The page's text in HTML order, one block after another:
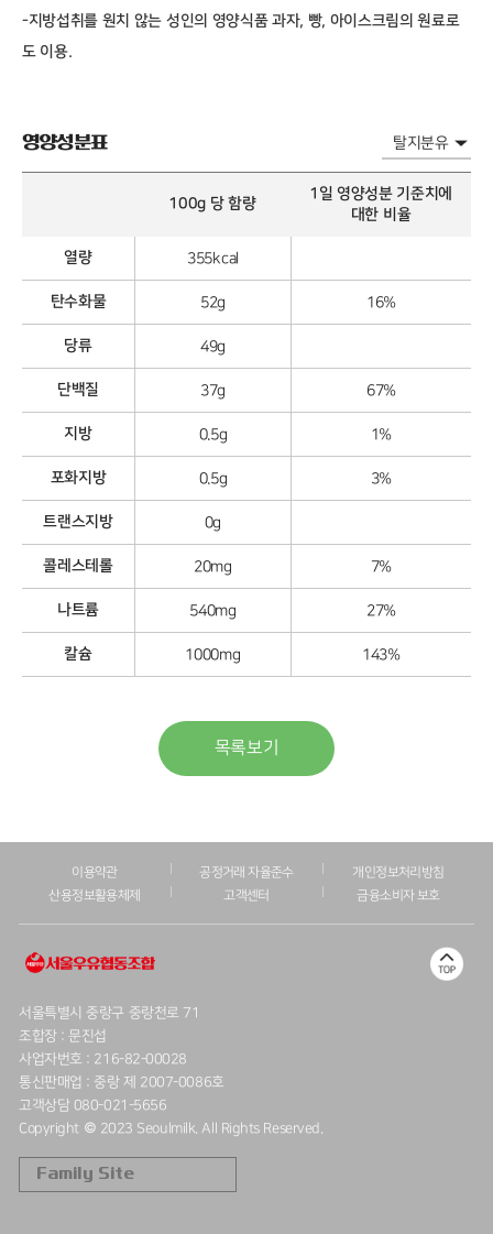
-지방섭취를 원치 않는 성인의 영양식품 과자, 빵, 아이스크림의 원료로
도 이용.
영양성분표
100g 당 함량
1일 영양성분 기준치에
대한 비율
열량 355kcal
탄수화물 52g 16%
당류 49g
단백질 37g 67%
지방 0.5g 1%
포화지방 0.5g 3%
트랜스지방 0g
콜레스테롤 20mg 7%
나트륨 540mg 27%
칼슘 1000mg 143%
목록보기
이용약관 공정거래 자율준수
개인정보처리방침
산용정보활용체제
고객센터 금융소비자 보호
서울특별시 중랑구 중랑천로 71
조합장 : 문진섭
사업자번호 : 216-82-00028
통신판매업 : 중랑 제 2007-0086호
고객상담 080-021-5656
Copyright © 2023 Seoulmilk. All Rights Reserved.